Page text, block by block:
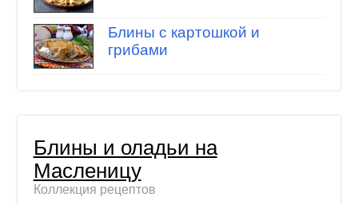
Блины с картошкой и
грибами
Блины и оладьи на
Масленицу
Коллекция рецептов